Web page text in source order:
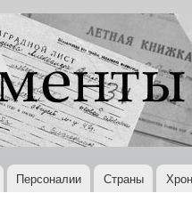
Персоналии Страны